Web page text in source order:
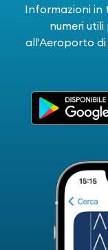
Informazioni in
numeri
all'Aeroporto